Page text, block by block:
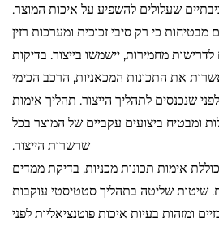
שעלולים להשפיע על איכות המוצר.
מבטיחות כי רק סיבי זכוכית ומערכות רזין
מחמירות, יישמשו בייצור. בדיקות
את התכונות המכאניות, הרכב הכימי
שנכנסים לתהליך הייצור. תהליך אימות
ומבטיח ביצועים עקביים של המוצר בכל
שרשרות הייצור.
אימות תכונות מכניות, בדיקת ממדים
שיטות שליטה בתהליך סטטיסטי עוקבות
ומזהות בעיות איכות פוטנציאליות לפני